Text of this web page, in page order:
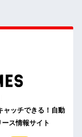
ャッチできる！自動
ス情報サイト